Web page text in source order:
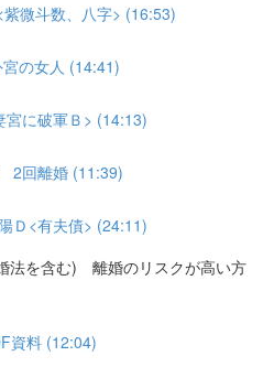
微斗数、八字> (16:53)
の女人 (14:41)
宮に破軍Ｂ> (14:13)
2回離婚 (11:39)
Ｄ<有夫債> (24:11)
法を含む) 離婚のリスクが高い方
資料 (12:04)